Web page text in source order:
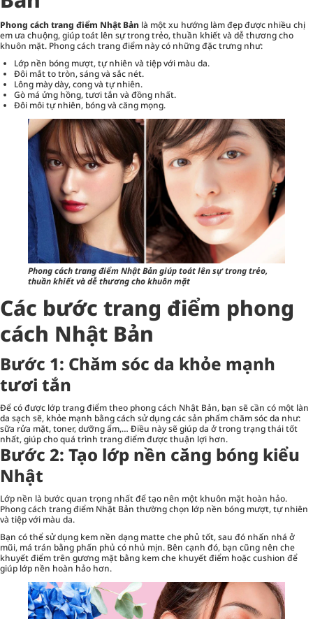
Phong cách trang điểm Nhật Bản là một xu hướng làm đẹp được nhiều chị
em ưa chuộng, giúp toát lên sự trong trẻo, thuần khiết và dễ thương cho
khuôn mặt. Phong cách trang điểm này có những đặc trưng như:
Lớp nền bóng mượt, tự nhiên và tiệp với màu da.
Đôi mắt to tròn, sáng và sắc nét.
Lông mày dày, cong và tự nhiên.
Gò má ửng hồng, tươi tắn và đồng nhất.
Đôi môi tự nhiên, bóng và căng mọng.
Phong cách trang điểm Nhật Bản giúp toát lên sự trong trẻo,
thuần khiết và dễ thương cho khuôn mặt
Các bước trang điểm phong
cách Nhật Bản
Bước 1: Chăm sóc da khỏe mạnh
tươi tắn
Để có được lớp trang điểm theo phong cách Nhật Bản, bạn sẽ cần có một làn
da sạch sẽ, khỏe mạnh bằng cách sử dụng các sản phẩmchăm sóc da như:
sữa rửa mặt, toner, dưỡng ẩm,… Điều này sẽ giúp da ở trong trạng thái tốt
nhất, giúp cho quá trình trang điểm được thuận lợi hơn.
Bước 2: Tạo lớp nền căng bóng kiểu
Nhật
Lớp nền là bước quan trọng nhất để tạo nên một khuôn mặt hoàn hảo.
Phong cách trang điểm Nhật Bản thường chọn lớp nền bóng mượt, tự nhiên
và tiệp với màu da.
Bạn có thể sử dụng kem nền dạng matte che phủ tốt, sau đó nhấn nhá ở
mũi, má trán bằng phấn phủ có nhủ mịn. Bên cạnh đó, bạn cũng nên che
khuyết điểmtrên gương mặt bằng kem che khuyết điểm hoặc cushion để
giúp lớp nền hoàn hảo hơn.